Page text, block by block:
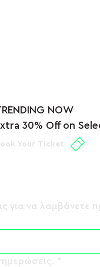
για να λαμβάνετε
*
Tour 2026
NOW
30% Off on
Your Ticket